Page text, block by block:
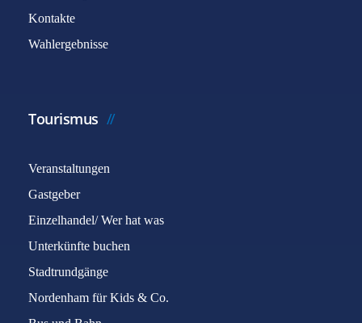
Kontakte
Wahlergebnisse
Tourismus
Veranstaltungen
Gastgeber
Einzelhandel/ Wer hat was
Unterkünfte buchen
Stadtrundgänge
Nordenham für Kids & Co.